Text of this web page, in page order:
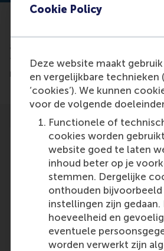
Cookie Policy
Deze website maakt
en vergelijkbare technieken
‘cookies’). We kunnen
voor de volgende
Functionele of
cookies worden
website goed te laten
inhoud beter op je
stemmen. Dergelijke
onthouden bijvoorbeeld
instellingen zijn gedaan.
hoeveelheid en
eventuele
worden verwerkt zijn
article: https://maritiemland.nl/
ferm-research-cyber-
maritime-sector/
Participants
Albert Veenstra
Role: Faculty
Reference type: Quoted